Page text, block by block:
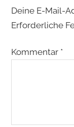
Deine E-Mail-
Erforderliche
Kommentar *